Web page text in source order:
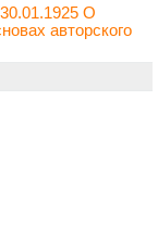
О
авторского